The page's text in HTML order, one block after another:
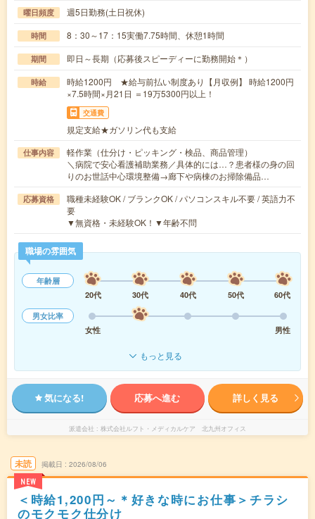
曜日頻度 週5日勤務(土日祝休)
時間 8：30～17：15実働7.75時間、休憩1時間
期間 即日～長期（応募後スピーディーに勤務開始＊）
時給
時給1200円 ★給与前払い制度あり【月収例】 時給1200円
×7.5時間×月21日 ＝19万5300円以上！
交通費
規定支給★ガソリン代も支給
仕事内容
軽作業（仕分け・ピッキング・検品、商品管理）
＼病院で安心看護補助業務／具体的には…？患者様の身の回
りのお世話中心環境整備→廊下や病棟のお掃除備品…
応募資格
職種未経験OK / ブランクOK / パソコンスキル不要 / 英語力不
要
▼無資格・未経験OK！▼年齢不問
職場の雰囲気
年齢層
20代
30代 40代 50代
60代
男女比率
女性
男性
もっと見る
気になる! 応募へ進む 詳しく見る
派遣会社 株式会社ルフト・メディカルケア 北九州オフィス
未読
NEW
掲載日 2026/08/06
＜時給1,200円～＊好きな時にお仕事＞チラシ
のモクモク仕分け